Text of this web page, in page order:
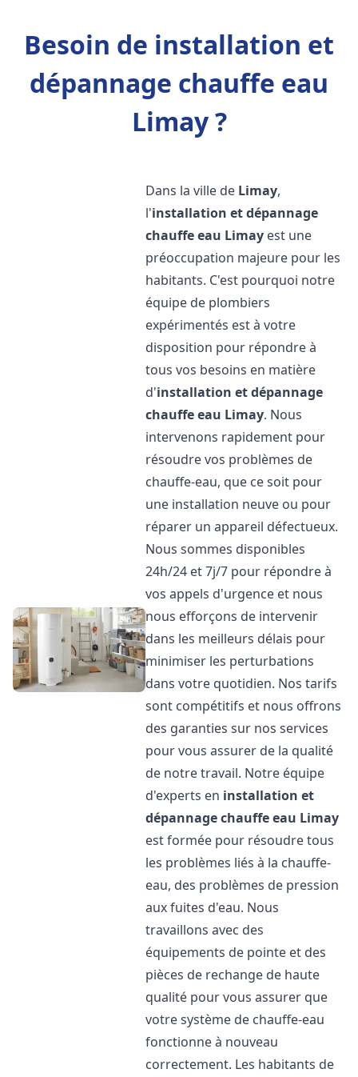
Besoin de installation et
dépannage chauffe eau
Limay ?
Dans la ville de Limay,
l'installation et dépannage
chauffe eau Limay est une
préoccupation majeure pour les
habitants. C'est pourquoi notre
équipe de plombiers
expérimentés est à votre
disposition pour répondre à
tous vos besoins en matière
d'installation et dépannage
chauffe eau Limay. Nous
intervenons rapidement pour
résoudre vos problèmes de
chauffe-eau, que ce soit pour
une installation neuve ou pour
réparer un appareil défectueux.
Nous sommes disponibles
24h/24 et 7j/7 pour répondre à
vos appels d'urgence et nous
nous efforçons de intervenir
dans les meilleurs délais pour
minimiser les perturbations
dans votre quotidien. Nos tarifs
sont compétitifs et nous offrons
des garanties sur nos services
pour vous assurer de la qualité
de notre travail. Notre équipe
d'experts en installation et
dépannage chauffe eau Limay
est formée pour résoudre tous
les problèmes liés à la chauffe-
eau, des problèmes de pression
aux fuites d'eau. Nous
travaillons avec des
équipements de pointe et des
pièces de rechange de haute
qualité pour vous assurer que
votre système de chauffe-eau
fonctionne à nouveau
correctement. Les habitants de